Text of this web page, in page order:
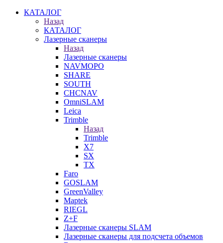
КАТАЛОГ
Назад
КАТАЛОГ
Лазерные сканеры
Назад
Лазерные сканеры
NAVMOPO
SHARE
SOUTH
CHCNAV
OmniSLAM
Leica
Trimble
Назад
Trimble
X7
SX
TX
Faro
GOSLAM
GreenValley
Maptek
RIEGL
Z+F
Лазерные сканеры SLAM
Лазерные сканеры для подсчета объемов